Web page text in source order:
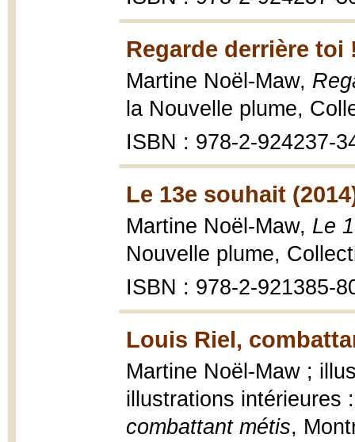
Regarde derrière toi
Martine Noël-Maw,
la Nouvelle plume,
ISBN : 978-2-924237-
Le 13e souhait
Martine Noël-Maw, Le
Nouvelle plume,
ISBN : 978-2-921385-
Louis Riel,
Martine Noël-Maw ;
illustrations intérieures
combattant métis,